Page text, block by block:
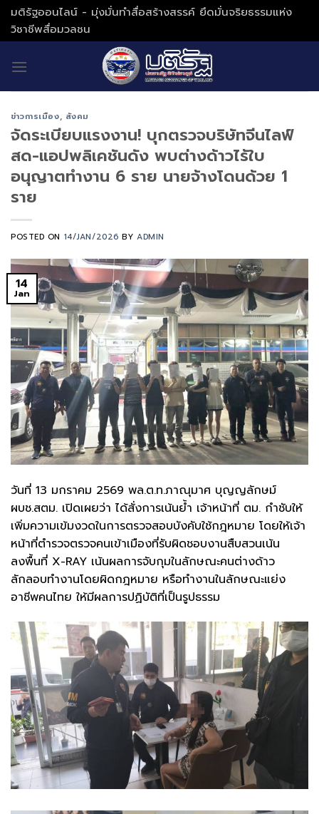
Skip
to
content
มติรัฐออนไลน์ - มุ่งมั่นทำสื่อสร้างสรรค์ ยึดมั่นจริยธรรมแห่ง
วิชาชีพสื่อมวลชน
ข่าวการเมือง, สังคม
จัดระเบียบแรงงาน! บุกตรวจบริษัทจีนไลฟ์
สด-แอปพลิเคชันดัง พบต่างด้าวไร้ใบ
อนุญาตทำงาน 6 ราย นายจ้างโดนด้วย 1
ราย
POSTED ON 14/JAN/2026 BYADMIN
14
Jan
วันที่ 13 มกราคม 2569 พล.ต.ท.ภาณุมาศ บุญญลักษม์
ผบช.สตม. เปิดเผยว่า ได้สั่งการเน้นย้ำ เจ้าหน้าที่ ตม. กำชับให้
เพิ่มความเข้มงวดในการตรวจสอบบังคับใช้กฎหมาย โดยให้เจ้า
หน้าที่ตำรวจตรวจคนเข้าเมืองที่รับผิดชอบงานสืบสวนเน้น
ลงพื้นที่ X-RAY เน้นผลการจับกุมในลักษณะคนต่างด้าว
ลักลอบทำงานโดยผิดกฎหมาย หรือทำงานในลักษณะแย่ง
อาชีพคนไทย ให้มีผลการปฏิบัติที่เป็นรูปธรรม